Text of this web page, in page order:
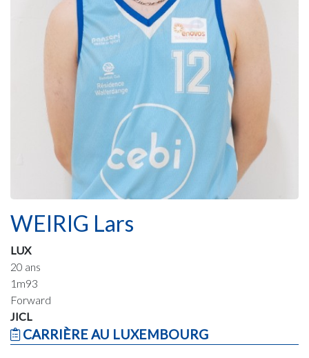
WEIRIG Lars
LUX
20 ans
1m93
Forward
JICL
CARRIÈRE AU LUXEMBOURG